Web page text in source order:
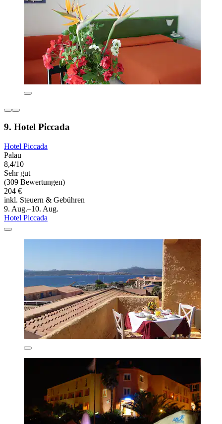
9. Hotel Piccada
Hotel Piccada
Palau
8,4/10
Sehr gut
(309 Bewertungen)
204 €
inkl. Steuern & Gebühren
9. Aug.–10. Aug.
Hotel Piccada